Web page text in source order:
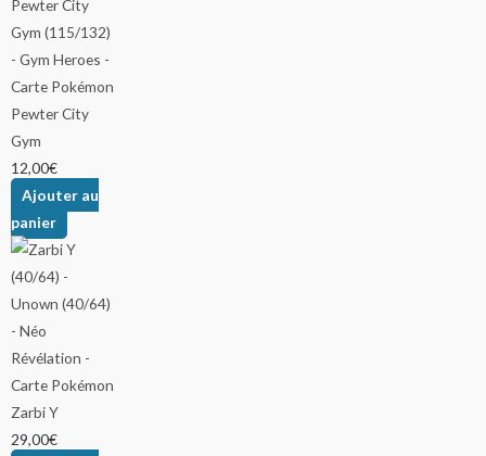
Pewter City
Gym
12,00€
Ajouter au
panier
Zarbi Y
29,00€